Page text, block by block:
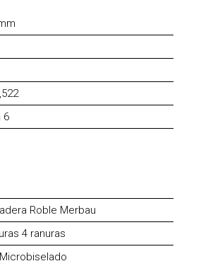
6
Roble Merbau
4 ranuras